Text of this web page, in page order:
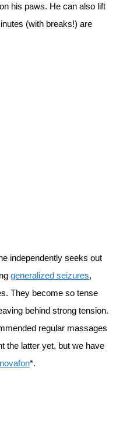
his paws. He can also lift
(with breaks!) are
independently seeks out
generalized seizures,
They become so tense
behind strong tension.
regular massages
the latter yet, but we have
*.